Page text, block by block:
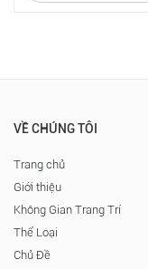
VỀ CHÚNG TÔI
Trang chủ
Giới thiệu
Không Gian Trang Trí
Thể Loại
Chủ Đề